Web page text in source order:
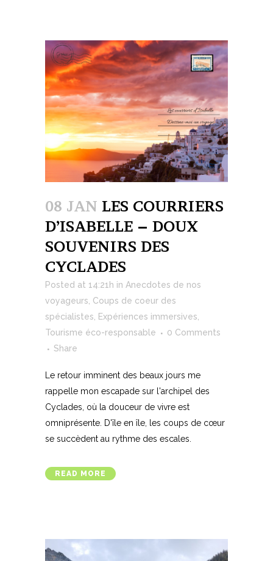
08 JAN LES COURRIERS
D’ISABELLE – DOUX
SOUVENIRS DES
CYCLADES
Posted at 14:21h in Anecdotes de nos
voyageurs Coups de coeur des
spécialistes
Expériences immersives
Tourisme éco-responsable
0 Comments
Share
Le retour imminent des beaux jours me
rappelle mon escapade sur l'archipel des
Cyclades, où la douceur de vivre est
omniprésente. D'île en île, les coups de cœur
se succèdent au rythme des escales.
READ MORE